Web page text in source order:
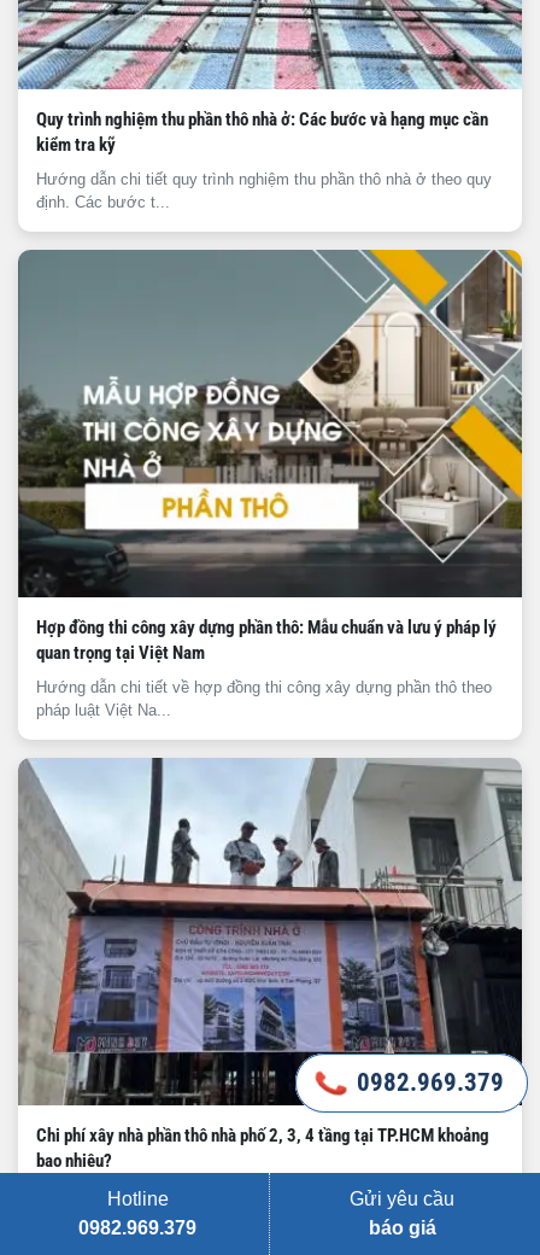
Quy trình nghiệm thu phần thô nhà ở: Các bước và hạng mục cần
kiểm tra kỹ
Hướng dẫn chi tiết quy trình nghiệm thu phần thô nhà ở theo quy
định. Các bước t...
Hợp đồng thi công xây dựng phần thô: Mẫu chuẩn và lưu ý pháp lý
quan trọng tại Việt Nam
Hướng dẫn chi tiết về hợp đồng thi công xây dựng phần thô theo
pháp luật Việt Na...
Chi phí xây nhà phần thô nhà phố 2, 3, 4 tầng tại TP.HCM khoảng
bao nhiêu?
Dự toán chi phí xây nhà phần thô nhà phố 2, 3, 4 tầng tại TP.HCM
mới nhất. Báo g...
0982.969.379
Hotline
0982.969.379
Gửi yêu cầu
báo giá
0982.969.379